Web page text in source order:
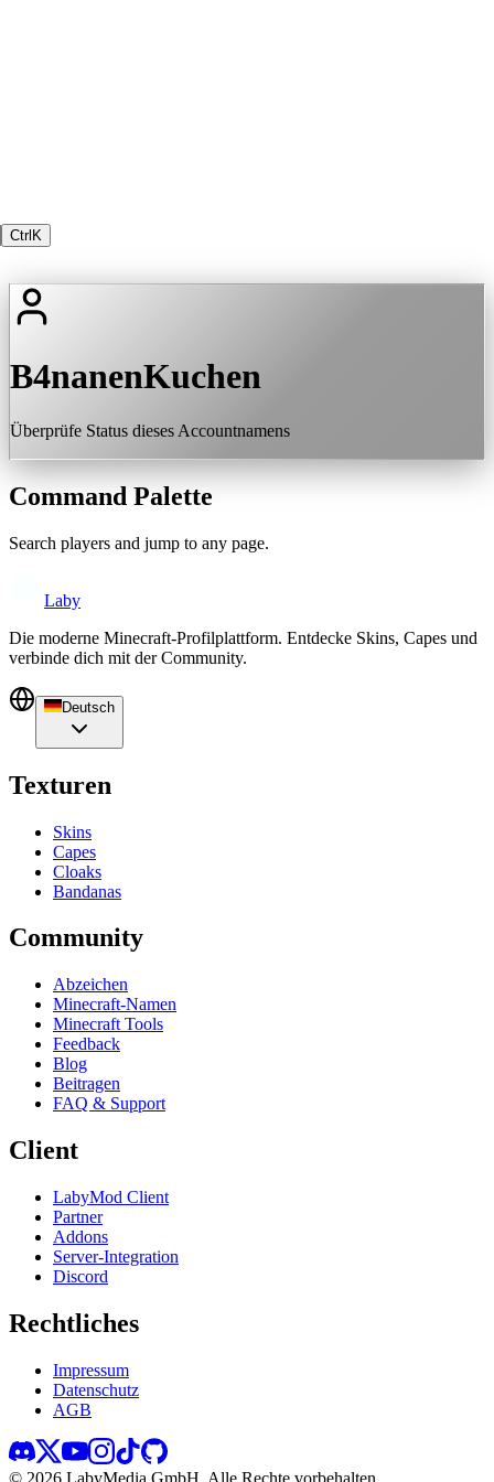
Ctrl K
B4nanenKuchen
Überprüfe Status dieses Accountnamens
Command Palette
Search players and jump to any page.
Laby
Die moderne Minecraft-Profilplattform. Entdecke Skins, Capes und
verbinde dich mit der Community.
Deutsch
Texturen
Skins
Capes
Cloaks
Bandanas
Community
Abzeichen
Minecraft-Namen
Minecraft Tools
Feedback
Blog
Beitragen
FAQ & Support
Client
LabyMod Client
Partner
Addons
Server-Integration
Discord
Rechtliches
Impressum
Datenschutz
AGB
© 2026 LabyMedia GmbH. Alle Rechte vorbehalten.